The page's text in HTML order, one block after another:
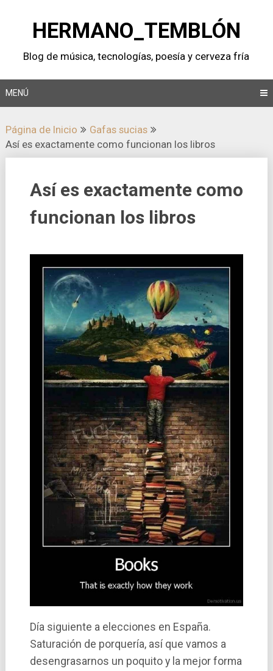
contenidoHERMANO_TEMBLÓN
Blog de música, tecnologí­as, poesí­a y cerveza frí­a
MENÚ
Página de Inicio
Gafas sucias
Así­ es exactamente como funcionan los libros
Así­ es exactamente como
funcionan los libros
Dí­a siguiente a elecciones en España.
Saturación de porquerí­a, así­ que vamos a
desengrasarnos un poquito y la mejor forma